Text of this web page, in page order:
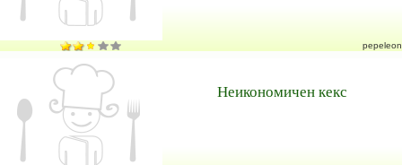
pepeleon
Неикономичен кекс